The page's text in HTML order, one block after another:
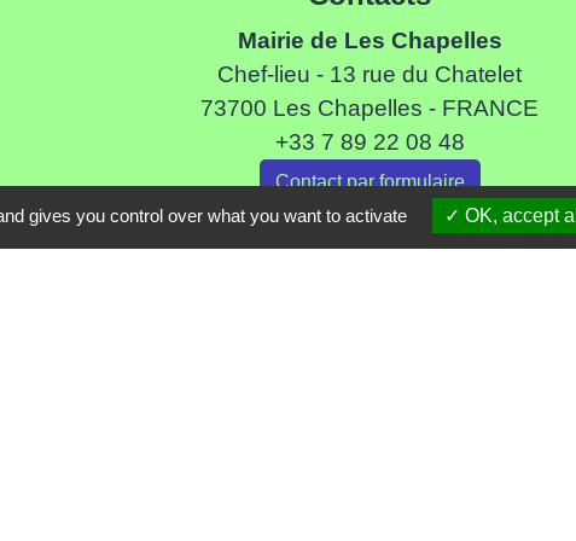
Mairie de Les Chapelles
Chef-lieu - 13 rue du Chatelet
73700 Les Chapelles - FRANCE
+33 7 89 22 08 48
Contact par formulaire
gives you control over what you want to activate OK, accept all